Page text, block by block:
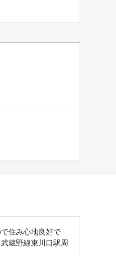
住み心地良好で
蔵野線東川口駅周